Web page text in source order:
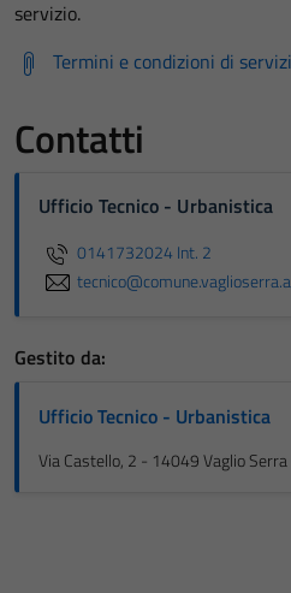
servizio.
Termini e condizioni di
Contatti
Ufficio Tecnico - Urbanistica
0141732024 Int. 2
Gestito da:
Ufficio Tecnico - Urbanistica
Via Castello, 2 - 14049 Vaglio Serra